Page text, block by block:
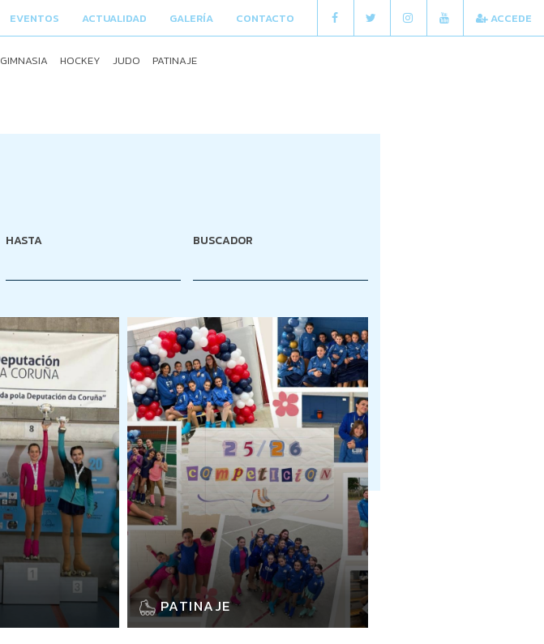
EVENTOS ACTUALIDAD GALERÍA CONTACTO ACCEDE
GIMNASIA HOCKEY JUDO PATINAJE
HASTA BUSCADOR
PATINAJE